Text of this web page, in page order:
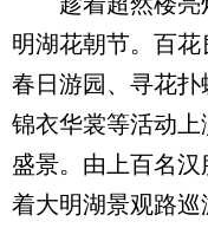
明湖花朝节。百花
春日游园、寻花扑
锦衣华裳等活动
盛景。由上百名
着大明湖景观路巡